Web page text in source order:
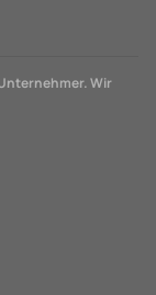
Wir